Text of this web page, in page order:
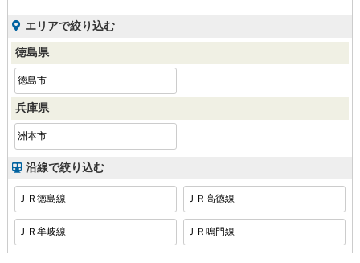
エリアで絞り込む
徳島県
徳島市
兵庫県
洲本市
沿線で絞り込む
ＪＲ徳島線 ＪＲ高徳線
ＪＲ牟岐線 ＪＲ鳴門線